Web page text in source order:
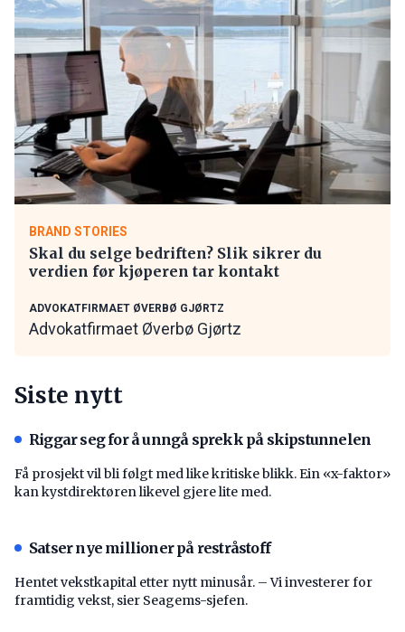
BRAND STORIES
Skal du selge bedriften? Slik sikrer du
verdien før kjøperen tar kontakt
ADVOKATFIRMAET ØVERBØ GJØRTZ
Advokatfirmaet Øverbø Gjørtz
Siste nytt
Riggar seg for å unngå sprekk på skipstunnelen
Få prosjekt vil bli følgt med like kritiske blikk. Ein «x-faktor»
kan kystdirektøren likevel gjere lite med.
Satser nye millioner på restråstoff
Hentet vekstkapital etter nytt minusår. – Vi investerer for
framtidig vekst, sier Seagems-sjefen.